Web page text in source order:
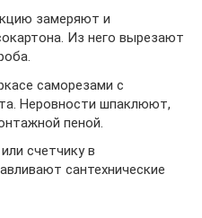
замеряют и
Из него вырезают
саморезами с
Неровности шпаклюют,
пеной.
счетчику в
сантехнические